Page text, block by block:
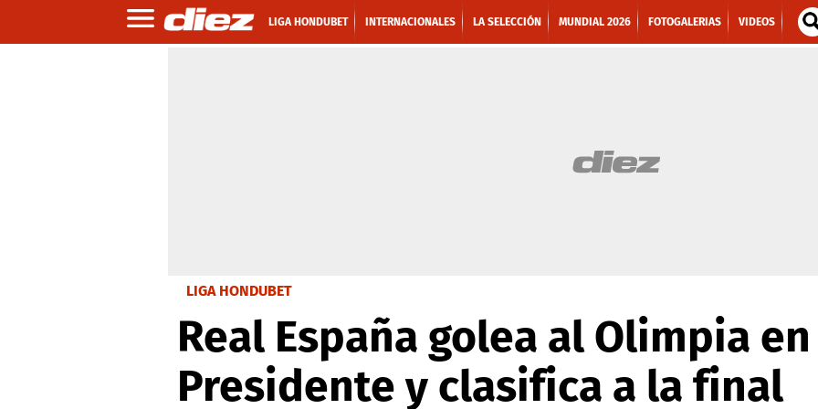
LIGA HONDUBET INTERNACIONALES LA SELECCIÓN MUNDIAL 2026 FOTOGALERIAS VIDEOS
LIGA HONDUBET
Real España golea al Olimpia
Presidente y clasifica a la final